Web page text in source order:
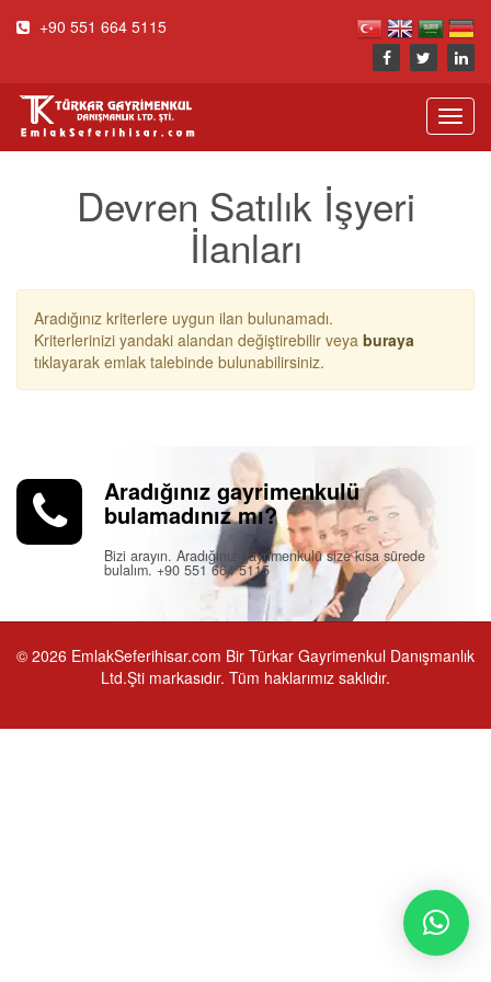
+90 551 664 5115
Devren Satılık İşyeri
İlanları
Aradığınız kriterlere uygun ilan bulunamadı.
Kriterlerinizi yandaki alandan değiştirebilir veya buraya
tıklayarak emlak talebinde bulunabilirsiniz.
Aradığınız gayrimenkulü
bulamadınız mı?
Bizi arayın. Aradığınız gayrimenkulü size kısa sürede
bulalım. +90 551 664 5115
© 2026 EmlakSeferihisar.com Bir Türkar Gayrimenkul Danışmanlık
Ltd.Şti markasıdır. Tüm haklarımız saklıdır.